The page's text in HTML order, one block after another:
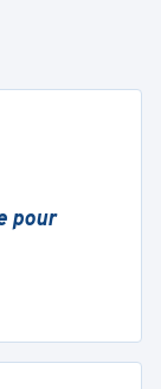
pour